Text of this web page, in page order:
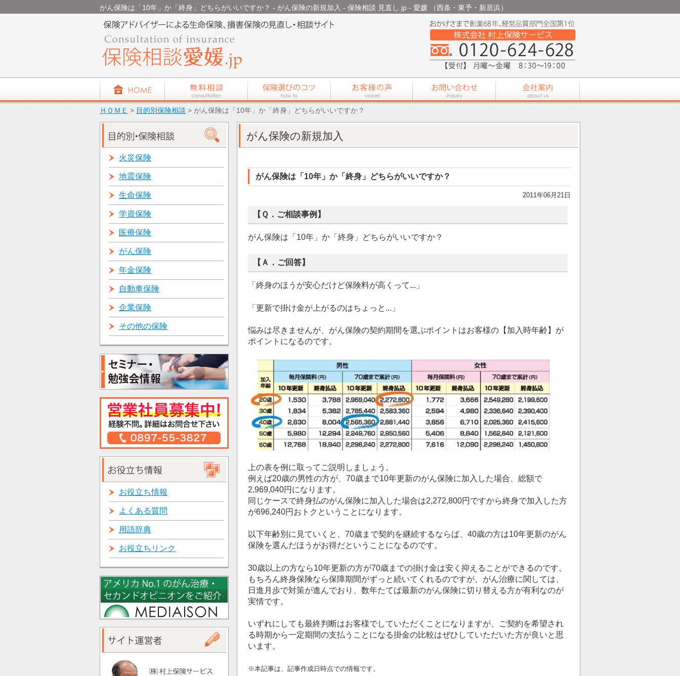
がん保険は「10年」か「終身」どちらがいいですか？ - がん保険の新規加入 - 保険相談 見直し.jp - 愛媛 （西条・東予・新居浜）
ＨＯＭＥ > 目的別保険相談 > がん保険は「10年」か「終身」どちらがいいですか？
がん保険の新規加入
がん保険は「10年」か「終身」どちらがいいですか？
2011年06月21日
【Ｑ．ご相談事例】
がん保険は「10年」か「終身」どちらがいいですか？
【Ａ．ご回答】
「終身のほうが安心だけど保険料が高くって...」
「更新で掛け金が上がるのはちょっと...」
悩みは尽きませんが、がん保険の契約期間を選ぶポイントはお客様の【加入時年齢】が
ポイントになるのです。
上の表を例に取ってご説明しましょう。
例えば20歳の男性の方が、70歳まで10年更新のがん保険に加入した場合、総額で
2,969,040円になります。
同じケースで終身払のがん保険に加入した場合は2,272,800円ですから終身で加入した方
が696,240円おトクということになります。
以下年齢別に見ていくと、70歳まで契約を継続するならば、40歳の方は10年更新のがん
保険を選んだほうがお得だということになるのです。
30歳以上の方なら10年更新の方が70歳までの掛け金は安く抑えることができるのです。
もちろん終身保険なら保障期間がずっと続いてくれるのですが、がん治療に関しては、
日進月歩で対策が進んでおり、数年たてば最新のがん保険に切り替える方が有利なのが
実情です。
いずれにしても最終判断はお客様でしていただくことになりますが、ご契約を希望され
る時期から一定期間の支払うことになる掛金の比較はぜひしていただいた方が良いと思
います。
※本記事は、記事作成日時点での情報です。
火災保険
地震保険
生命保険
学資保険
医療保険
がん保険
年金保険
自動車保険
企業保険
その他の保険
お役立ち情報
よくある質問
用語辞典
お役立ちリンク